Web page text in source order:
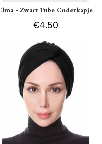
- Zwart Tube Onderkapje
€4.50